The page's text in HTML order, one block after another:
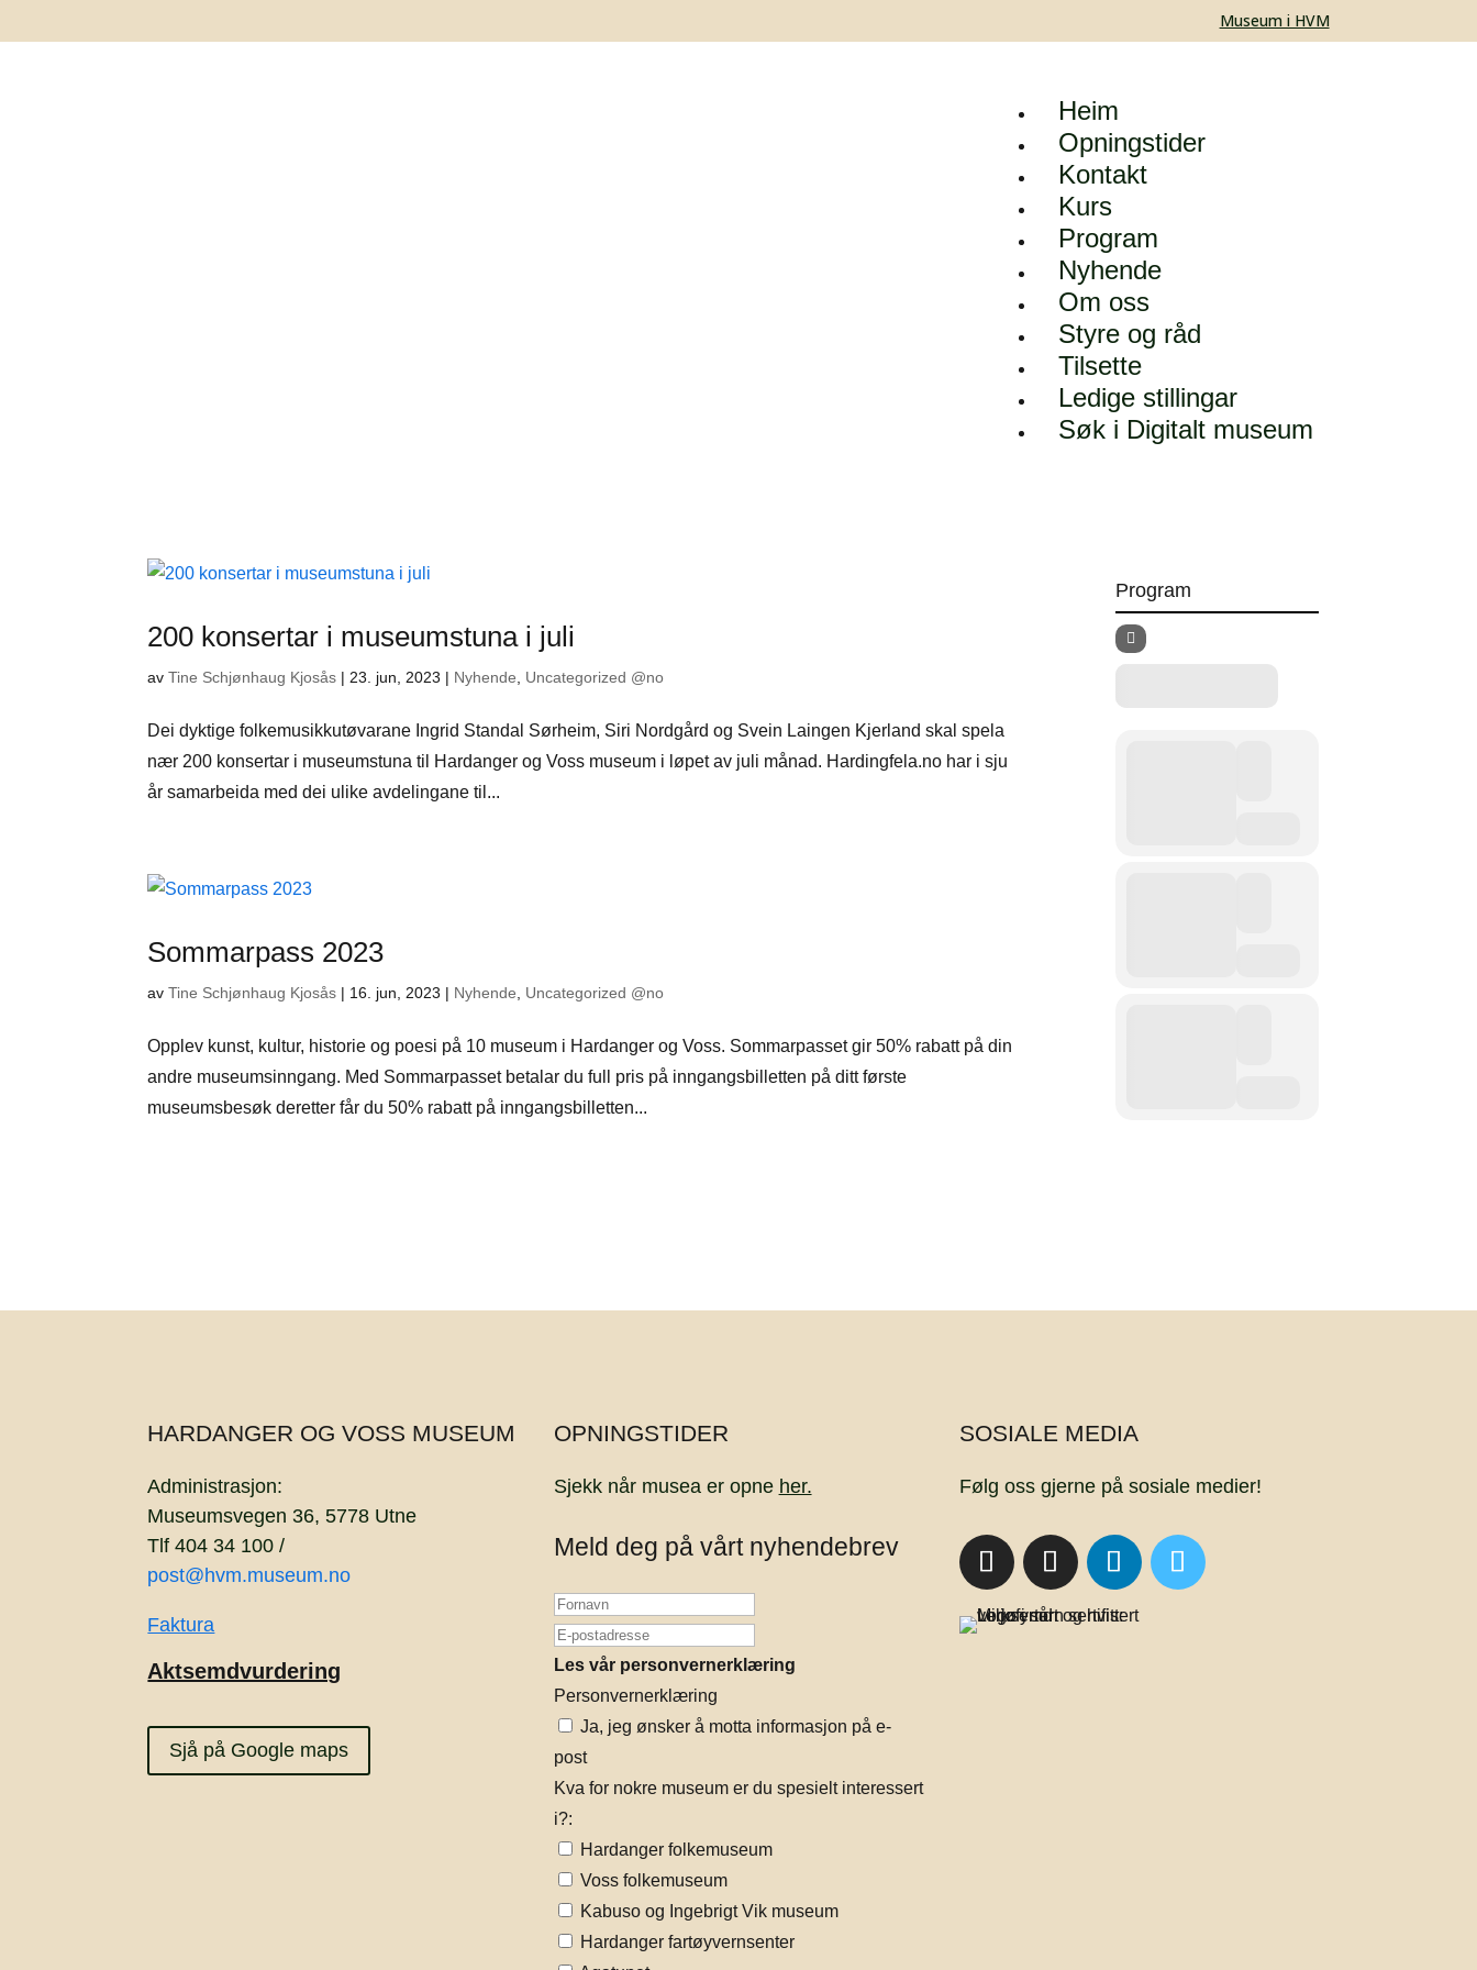
Museum i HVM
Heim
Opningstider
Kontakt
Kurs
Program
Nyhende
Om oss
Styre og råd
Tilsette
Ledige stillingar
Søk i Digitalt museum
200 konsertar i museumstuna i juli
avTine Schjønhaug Kjosås | 23. jun, 2023 | Nyhende Uncategorized @no
Dei dyktige folkemusikkutøvarane Ingrid Standal Sørheim, Siri Nordgård og Svein Laingen Kjerland skal spela
nær 200 konsertar i museumstuna til Hardanger og Voss museum i løpet av juli månad. Hardingfela.no har i sju
år samarbeida med dei ulike avdelingane til...
Sommarpass 2023
avTine Schjønhaug Kjosås | 16. jun, 2023 | Nyhende Uncategorized @no
Opplev kunst, kultur, historie og poesi på 10 museum i Hardanger og Voss. Sommarpasset gir 50% rabatt på din
andre museumsinngang. Med Sommarpasset betalar du full pris på inngangsbilletten på ditt første
museumsbesøk deretter får du 50% rabatt på inngangsbilletten...
Program
HARDANGER OG VOSS MUSEUM
Administrasjon:
Museumsvegen 36, 5778 Utne
Tlf 404 34 100 /
post@hvm.museum.no
Faktura
Aktsemdvurdering
Sjå på Google maps
OPNINGSTIDER
Sjekk når musea er opne her.
Meld deg på vårt nyhendebrev
Les vår personvernerklæring
Personvernerklæring
Ja, jeg ønsker å motta informasjon på e-
post
Kva for nokre museum er du spesielt interessert
i?:
Hardanger folkemuseum
Voss folkemuseum
Kabuso og Ingebrigt Vik museum
Hardanger fartøyvernsenter
SOSIALE MEDIA
Følg oss gjerne på sosiale medier!